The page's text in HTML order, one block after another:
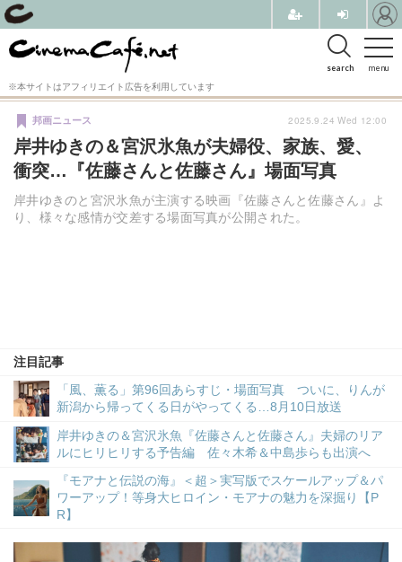
menu
search
※本サイトはアフィリエイト広告を利用しています
岸井ゆきの＆宮沢氷魚が夫婦役、家族、愛、
衝突…『佐藤さんと佐藤さん』場面写真
岸井ゆきのと宮沢氷魚が主演する映画『佐藤さんと佐藤さん』よ
り、様々な感情が交差する場面写真が公開された。
邦画ニュース
注目記事
「風、薫る」第96回あらすじ・場面写真 ついに、りんが
新潟から帰ってくる日がやってくる…8月10日放送
岸井ゆきの＆宮沢氷魚『佐藤さんと佐藤さん』夫婦のリア
ルにヒリヒリする予告編 佐々木希＆中島歩らも出演へ
『モアナと伝説の海』＜超＞実写版でスケールアップ＆パ
ワーアップ！等身大ヒロイン・モアナの魅力を深掘り【P
R】
2025.9.24 Wed 12:00